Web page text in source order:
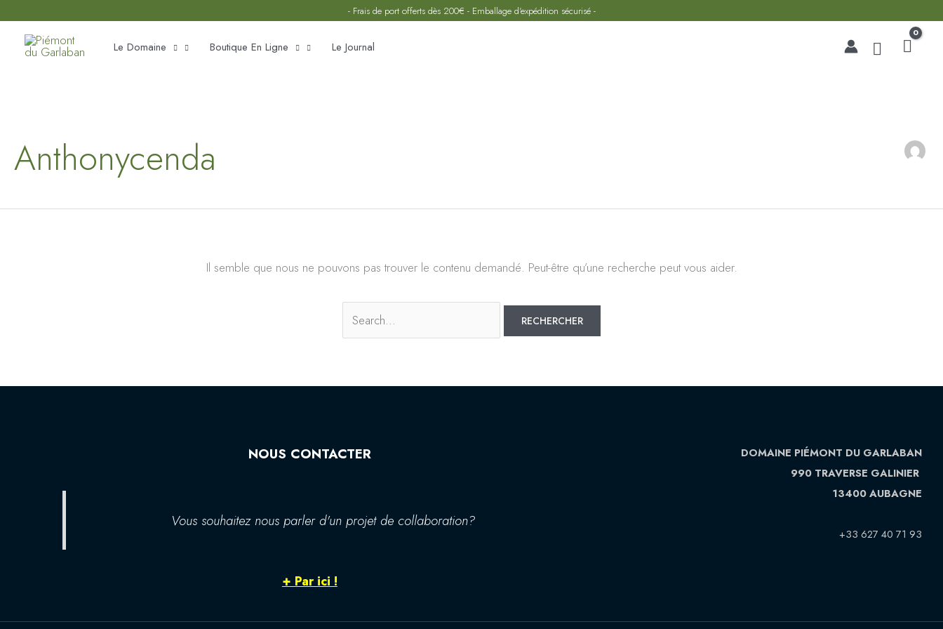
principal
contenu
- Frais de port offerts dès 200€ - Emballage d'expédition sécurisé -
Le Domaine Boutique En Ligne Le Journal
Anthonycenda
Il semble que nous ne pouvons pas trouver le contenu demandé. Peut-être qu’une recherche peut vous aider.
NOUS CONTACTER
Vous souhaitez nous parler d'un projet de collaboration?
+ Par ici !
DOMAINE PIÉMONT DU GARLABAN
990 TRAVERSE GALINIER
13400 AUBAGNE
+33 627 40 71 93